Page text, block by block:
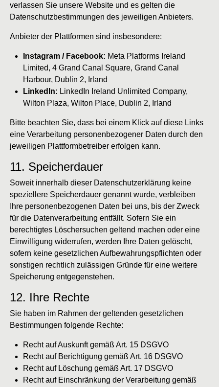
verlassen Sie unsere Website und es gelten die
Datenschutzbestimmungen des jeweiligen Anbieters.
Anbieter der Plattformen sind insbesondere:
Instagram / Facebook: Meta Platforms Ireland
Limited, 4 Grand Canal Square, Grand Canal
Harbour, Dublin 2, Irland
LinkedIn: LinkedIn Ireland Unlimited Company,
Wilton Plaza, Wilton Place, Dublin 2, Irland
Bitte beachten Sie, dass bei einem Klick auf diese Links
eine Verarbeitung personenbezogener Daten durch den
jeweiligen Plattformbetreiber erfolgen kann.
11. Speicherdauer
Soweit innerhalb dieser Datenschutzerklärung keine
speziellere Speicherdauer genannt wurde, verbleiben
Ihre personenbezogenen Daten bei uns, bis der Zweck
für die Datenverarbeitung entfällt. Sofern Sie ein
berechtigtes Löschersuchen geltend machen oder eine
Einwilligung widerrufen, werden Ihre Daten gelöscht,
sofern keine gesetzlichen Aufbewahrungspflichten oder
sonstigen rechtlich zulässigen Gründe für eine weitere
Speicherung entgegenstehen.
12. Ihre Rechte
Sie haben im Rahmen der geltenden gesetzlichen
Bestimmungen folgende Rechte:
Recht auf Auskunft gemäß Art. 15 DSGVO
Recht auf Berichtigung gemäß Art. 16 DSGVO
Recht auf Löschung gemäß Art. 17 DSGVO
Recht auf Einschränkung der Verarbeitung gemäß